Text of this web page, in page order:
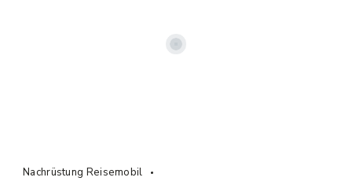
Nachrüstung Reisemobil